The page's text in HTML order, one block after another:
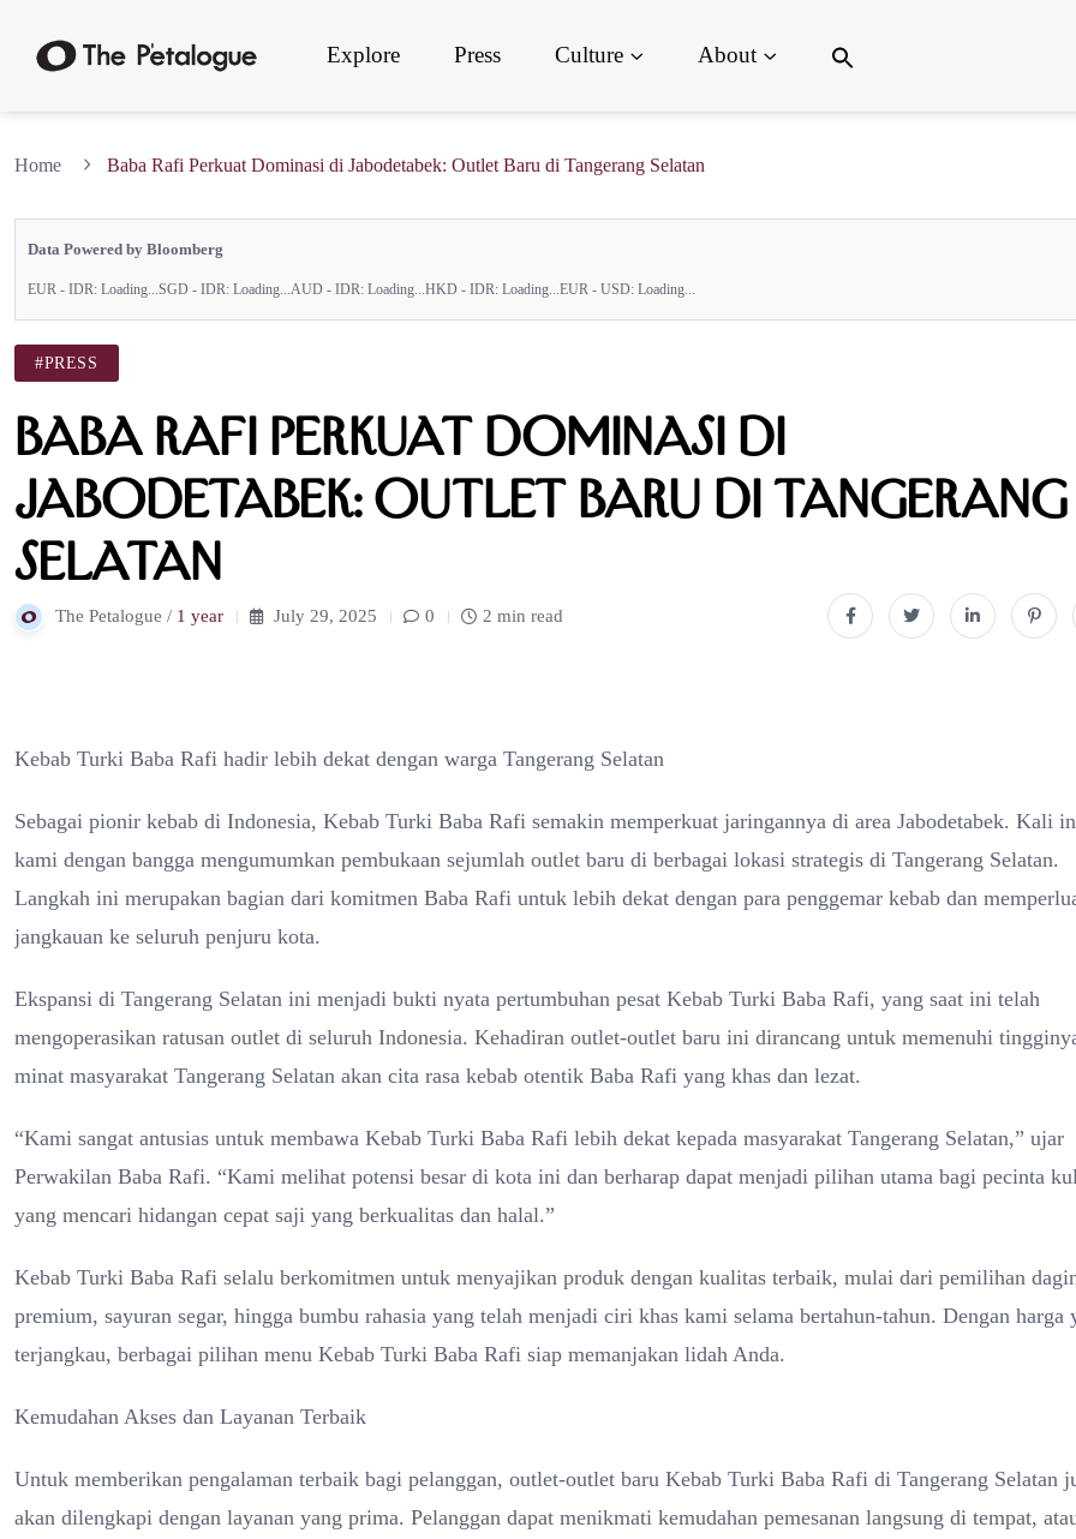
Explore Press Culture About
Home Baba Rafi Perkuat Dominasi di Jabodetabek: Outlet Baru di Tangerang Selatan
Data Powered by Bloomberg
EUR - IDR: Loading...SGD - IDR: Loading...AUD - IDR: Loading...HKD - IDR: Loading...EUR - USD: Loading...
#PRESS
Baba Rafi Perkuat Dominasi di
Jabodetabek: Outlet Baru di Tangerang
Selatan
The Petalogue / 1 year July 29, 2025 0 2 min read
Kebab Turki Baba Rafi hadir lebih dekat dengan warga Tangerang Selatan
Sebagai pionir kebab di Indonesia, Kebab Turki Baba Rafi semakin memperkuat jaringannya di area Jabodetabek. Kali
kami dengan bangga mengumumkan pembukaan sejumlah outlet baru di berbagai lokasi strategis di Tangerang Selatan.
Langkah ini merupakan bagian dari komitmen Baba Rafi untuk lebih dekat dengan para penggemar kebab dan
jangkauan ke seluruh penjuru kota.
Ekspansi di Tangerang Selatan ini menjadi bukti nyata pertumbuhan pesat Kebab Turki Baba Rafi, yang saat ini telah
mengoperasikan ratusan outlet di seluruh Indonesia. Kehadiran outlet-outlet baru ini dirancang untuk memenuhi
minat masyarakat Tangerang Selatan akan cita rasa kebab otentik Baba Rafi yang khas dan lezat.
“Kami sangat antusias untuk membawa Kebab Turki Baba Rafi lebih dekat kepada masyarakat Tangerang Selatan,” ujar
Perwakilan Baba Rafi. “Kami melihat potensi besar di kota ini dan berharap dapat menjadi pilihan utama bagi pecinta
yang mencari hidangan cepat saji yang berkualitas dan halal.”
Kebab Turki Baba Rafi selalu berkomitmen untuk menyajikan produk dengan kualitas terbaik, mulai dari pemilihan
premium, sayuran segar, hingga bumbu rahasia yang telah menjadi ciri khas kami selama bertahun-tahun. Dengan harga
terjangkau, berbagai pilihan menu Kebab Turki Baba Rafi siap memanjakan lidah Anda.
Kemudahan Akses dan Layanan Terbaik
Untuk memberikan pengalaman terbaik bagi pelanggan, outlet-outlet baru Kebab Turki Baba Rafi di Tangerang Selatan
akan dilengkapi dengan layanan yang prima. Pelanggan dapat menikmati kemudahan pemesanan langsung di tempat,